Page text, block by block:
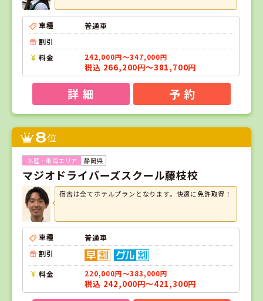
車種
普通車
割引
料金
242,000円～347,000円
税込 266,200円～381,700円
詳 細 予 約
8位
静岡県
マジオドライバーズスクール藤枝校
宿舎は全てホテルプランとなります。快適に免許取得！
車種
普通車
割引
料金 220,000円～383,000円
税込 242,000円～421,300円